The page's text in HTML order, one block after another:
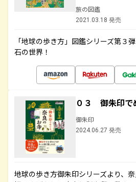
旅の図鑑
2021.03.18 発売
「地球の歩き方」図鑑シリーズ第３
石の世界！
０３ 御朱印で
御朱印
2024.06.27 発売
地球の歩き方御朱印シリーズより、